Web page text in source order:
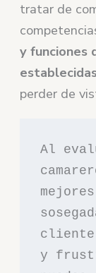
tratar de
y funciones
perder de
Al
cliente
y